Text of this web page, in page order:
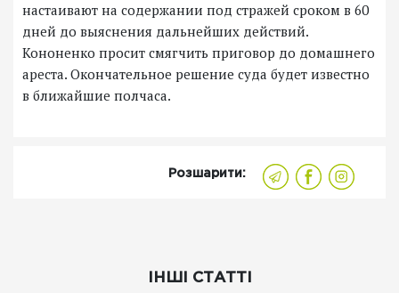
настаивают на содержании под стражей сроком в 60
дней до выяснения дальнейших действий.
Кононенко просит смягчить приговор до домашнего
ареста. Окончательное решение суда будет известно
в ближайшие полчаса.
Розшарити:
ІНШІ СТАТТІ